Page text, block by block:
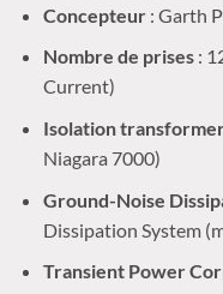
Concepteur: Garth
Nombre de prises:
Current)
Isolation
Niagara 7000)
Ground-Noise
Dissipation System
Transient Power